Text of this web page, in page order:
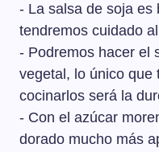
- La salsa de soja es
tendremos cuidado
- Podremos hacer el
vegetal, lo único que
cocinarlos será la
- Con el azúcar
dorado mucho más